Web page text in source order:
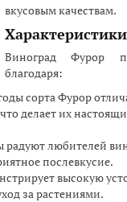
вкусовым качествам.
Виноград Фурор
благодаря:
сорта Фурор
делает их
любителей
послевкусие.
высокую
за растениями.